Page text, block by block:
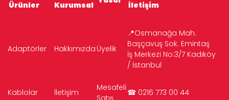
Ürünler
Kurumsal İletişim
Adaptörler Hakkımızda Üyelik
📍Osmanağa Mah.
Başçavuş Sok. Emintaş
İş Merkezi No:3/7 Kadıköy
/ İstanbul
Kablolar İletişim
Mesafeli ☎ 0216 773 00 44